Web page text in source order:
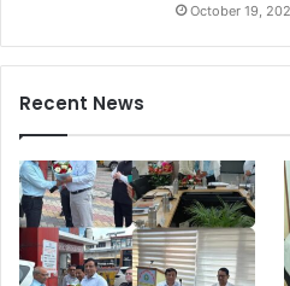
October 19,
Recent News